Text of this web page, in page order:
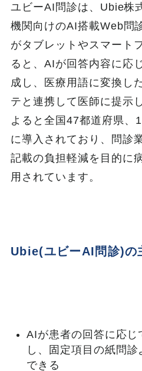
ユビーAI問診は、Ubie株
機関向けのAI搭載Web問
がタブレットやスマート
ると、AIが回答内容に応
成し、医療用語に変換し
テと連携して医師に提示
よると全国47都道府県、
に導入されており、問診
記載の負担軽減を目的に
用されています。
Ubie(ユビーAI問診)の
AIが患者の回答に応
し、固定項目の紙問
できる